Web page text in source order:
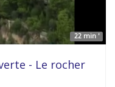
22 min '
- Le rocher